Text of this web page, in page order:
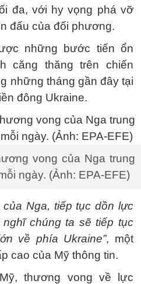
đa, với hy vọng phá vỡ
đấu của đối phương.
những bước tiến ổn
căng thăng trên chiến
những tháng gần đây tại
đông Ukraine.
vong của Nga trung
ngày. (Ảnh: EPA-EFE)
Nga, tiếp tục dồn lực
chúng ta sẽ tiếp tục
về phía Ukraine”, một
cao của Mỹ thông tin.
thương vong về lực